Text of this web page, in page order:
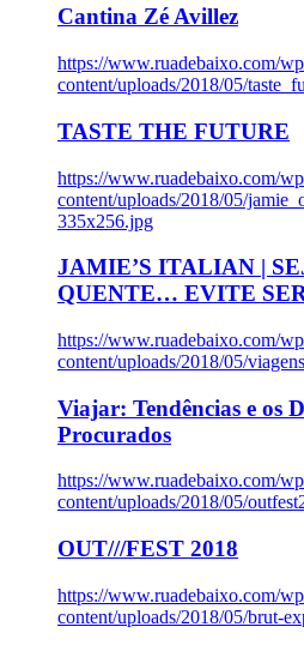
Cantina Zé Avillez
https://www.ruadebaixo.com/
content/uploads/2018/05/
TASTE THE FUTURE
https://www.ruadebaixo.com/
content/uploads/2018/05/
335x256.jpg
JAMIE’S ITALIAN |
QUENTE… EVITE
https://www.ruadebaixo.com/
content/uploads/2018/05/
Viajar: Tendências e os
Procurados
https://www.ruadebaixo.com/
content/uploads/2018/05/
OUT///FEST 2018
https://www.ruadebaixo.com/
content/uploads/2018/05/brut-